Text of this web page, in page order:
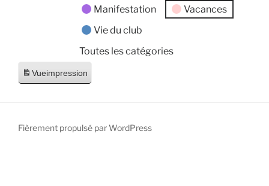
Manifestation
Vacances
Vie du club
Toutes les catégories
Vueimpression
Fièrement propulsé par WordPress